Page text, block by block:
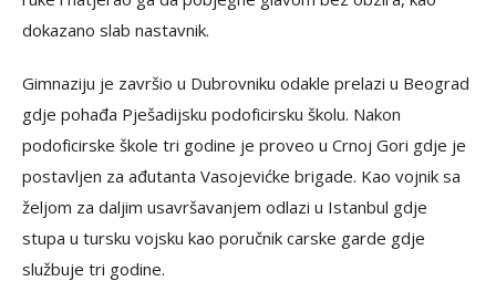
dokazano slab nastavnik.
Gimnaziju je završio u Dubrovniku odakle prelazi u Beograd
gdje pohađa Pješadijsku podoficirsku školu. Nakon
podoficirske škole tri godine je proveo u Crnoj Gori gdje je
postavljen za ađutanta Vasojevićke brigade. Kao vojnik sa
željom za daljim usavršavanjem odlazi u Istanbul gdje
stupa u tursku vojsku kao poručnik carske garde gdje
službuje tri godine.